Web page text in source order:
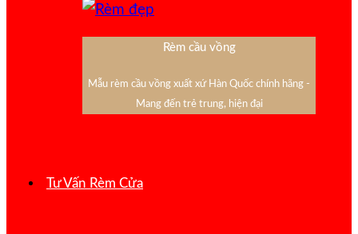
Rèm cầu vồng
Mẫu rèm cầu vồng xuất xứ Hàn Quốc chính hãng -
Mang đến trẻ trung, hiện đại
Tư Vấn Rèm Cửa